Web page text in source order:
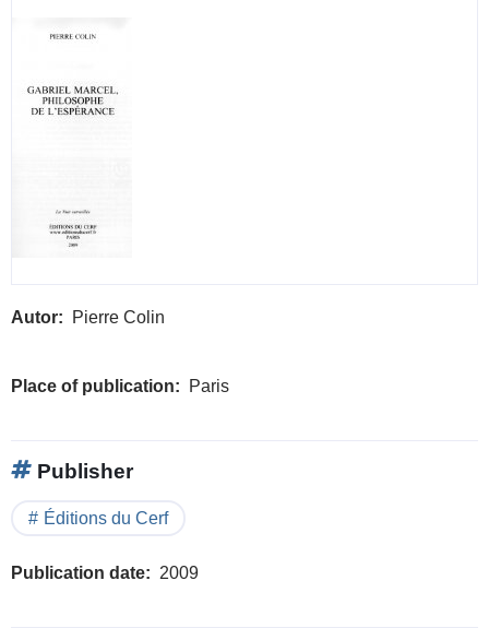
Autor Pierre Colin
Place of publication Paris
Publisher
Éditions du Cerf
Publication date 2009